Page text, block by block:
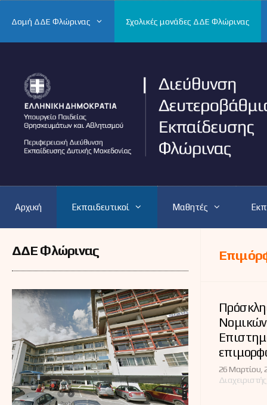
Δομή ΔΔΕ Φλώρινας Σχολικές μονάδες ΔΔΕ Φλώρινας
Αρχική Εκπαιδευτικοί Μαθητές
26 Μαρτίου,
ΔΔΕ Φλώρινας